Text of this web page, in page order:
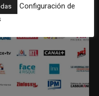
Configuración de